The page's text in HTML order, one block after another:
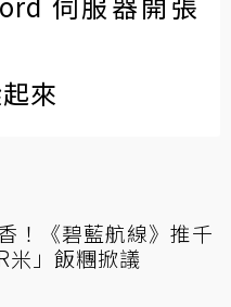
來
！《碧藍航線》推千
米」飯糰掀議